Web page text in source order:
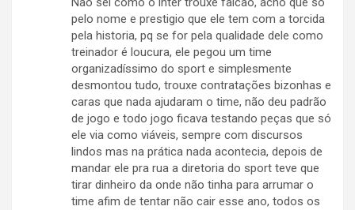
pelo nome e prestigio que ele tem com a torcida
pela historia, pq se for pela qualidade dele como
treinador é loucura, ele pegou um time
organizadíssimo do sport e simplesmente
desmontou tudo, trouxe contratações bizonhas e
caras que nada ajudaram o time, não deu padrão
de jogo e todo jogo ficava testando peças que só
ele via como viáveis, sempre com discursos
lindos mas na prática nada acontecia, depois de
mandar ele pra rua a diretoria do sport teve que
tirar dinheiro da onde não tinha para arrumar o
time afim de tentar não cair esse ano, todos os